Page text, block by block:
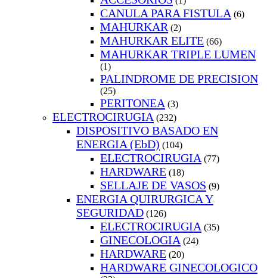
CANULA PARA FISTULA (6)
MAHURKAR (2)
MAHURKAR ELITE (66)
MAHURKAR TRIPLE LUMEN
(1)
PALINDROME DE PRECISION
(25)
PERITONEA (3)
ELECTROCIRUGIA (232)
DISPOSITIVO BASADO EN
ENERGIA (EbD) (104)
ELECTROCIRUGIA (77)
HARDWARE (18)
SELLAJE DE VASOS (9)
ENERGIA QUIRURGICA Y
SEGURIDAD (126)
ELECTROCIRUGIA (35)
GINECOLOGIA (24)
HARDWARE (20)
HARDWARE GINECOLOGICO